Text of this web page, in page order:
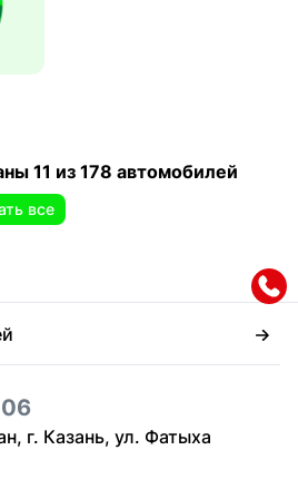
11 из 178 автомобилей
все
г. Казань, ул. Фатыха